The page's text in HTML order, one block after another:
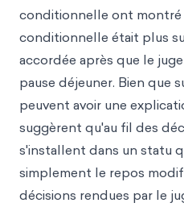
conditionnelle ont montré
conditionnelle était plus
accordée après que le
pause déjeuner. Bien que
peuvent avoir une
suggèrent qu'au fil des
s'installent dans un statu
simplement le repos
décisions rendues par le